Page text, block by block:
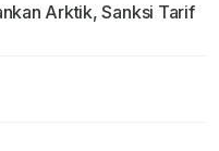
Arktik, Sanksi Tarif